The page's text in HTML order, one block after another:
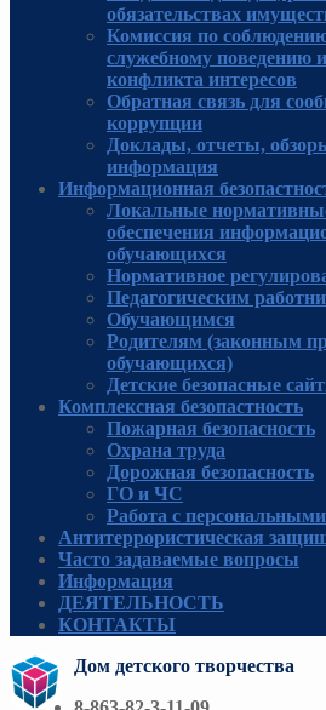
обязательствах
Комиссия по
служебному поведению
конфликта интересов
Обратная связь для
коррупции
Доклады, отчеты,
информация
Информационная
Локальные
обеспечения
обучающихся
Нормативное
Педагогическим
Обучающимся
Родителям (законным
обучающихся)
Детские безопасные
Комплексная безопастность
Пожарная безопасность
Охрана труда
Дорожная безопасность
ГО и ЧС
Работа с
Антитеррористическая
Часто задаваемые вопросы
Информация
ДЕЯТЕЛЬНОСТЬ
КОНТАКТЫ
Дом детского творчества